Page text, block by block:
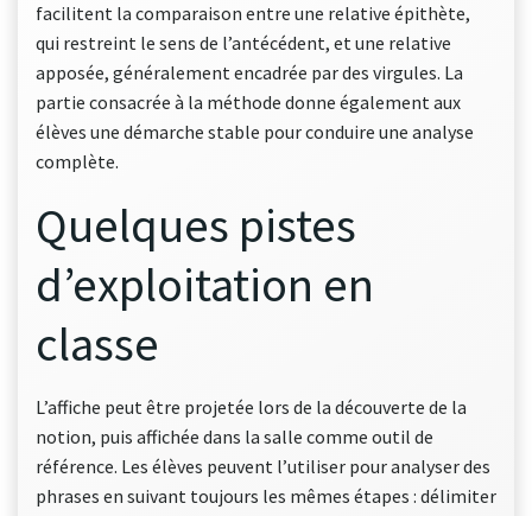
facilitent la comparaison entre une relative épithète,
qui restreint le sens de l’antécédent, et une relative
apposée, généralement encadrée par des virgules. La
partie consacrée à la méthode donne également aux
élèves une démarche stable pour conduire une analyse
complète.
Quelques pistes
d’exploitation en
classe
L’affiche peut être projetée lors de la découverte de la
notion, puis affichée dans la salle comme outil de
référence. Les élèves peuvent l’utiliser pour analyser des
phrases en suivant toujours les mêmes étapes : délimiter